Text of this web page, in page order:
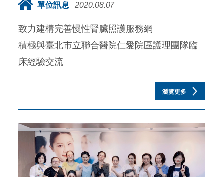
單位訊息 2020.08.07
致力建構完善慢性腎臟照護服務網
積極與臺北市立聯合醫院仁愛院區護理團隊臨
床經驗交流
瀏覽更多